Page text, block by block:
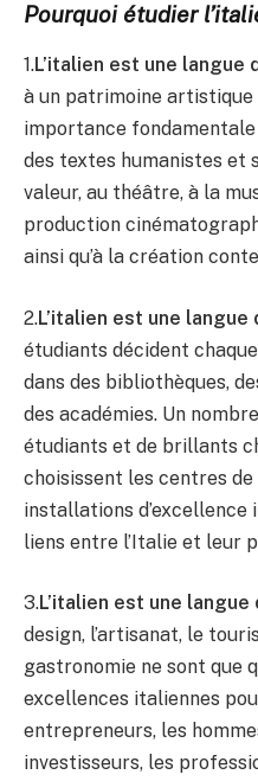
Pourquoi étudier
1.L’italien est une langue
à un patrimoine artistique
importance fondamentale
des textes humanistes et
valeur, au théâtre, à la
production
ainsi qu’à la création
2.L’italien est une langue
étudiants décident
dans des bibliothèques,
des académies. Un
étudiants et de brillants
choisissent les centres
installations d’excellence
liens entre l’Italie et leur
3.L’italien est une
design, l’artisanat, le
gastronomie ne sont que
excellences italiennes
entrepreneurs, les
investisseurs, les